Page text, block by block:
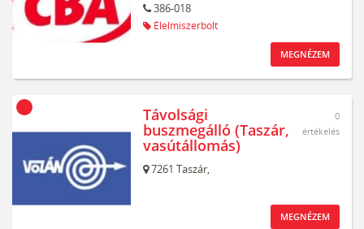
386-018
Élelmiszerbolt
MEGNÉZEM
Távolsági
buszmegálló (Taszár,
vasútállomás)
7261 Taszár,
0
értékelés
MEGNÉZEM